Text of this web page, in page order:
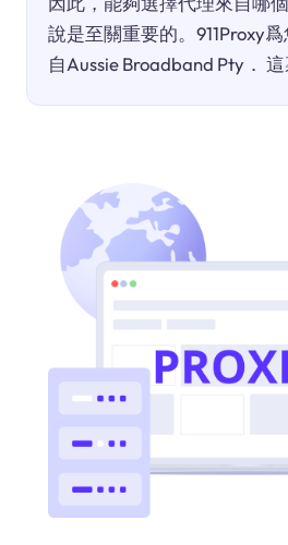
說是至關重要的。911Proxy
自Aussie Broadband Pty．